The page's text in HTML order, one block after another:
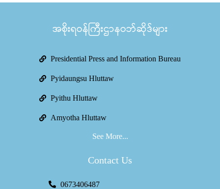
အစိုးရဝန်ကြီးဌာနဝဘ်ဆိုဒ်များ
Presidential Press and Information Bureau
Pyidaungsu Hluttaw
Pyithu Hluttaw
Amyotha Hluttaw
See More...
Contact Us
0673406487